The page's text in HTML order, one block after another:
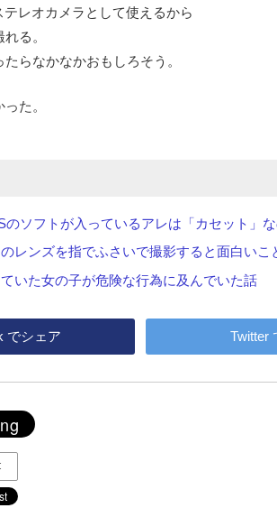
レオカメラとして使えるから
る。
らなかなかおもしろそう。
た。
のソフトが入っているアレは「カセット」
レンズを指でふさいで撮影すると面白いこ
いた女の子が危険な行為に及んでいた話
でシェア Twitter